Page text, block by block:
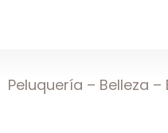
Peluquería – Belleza –